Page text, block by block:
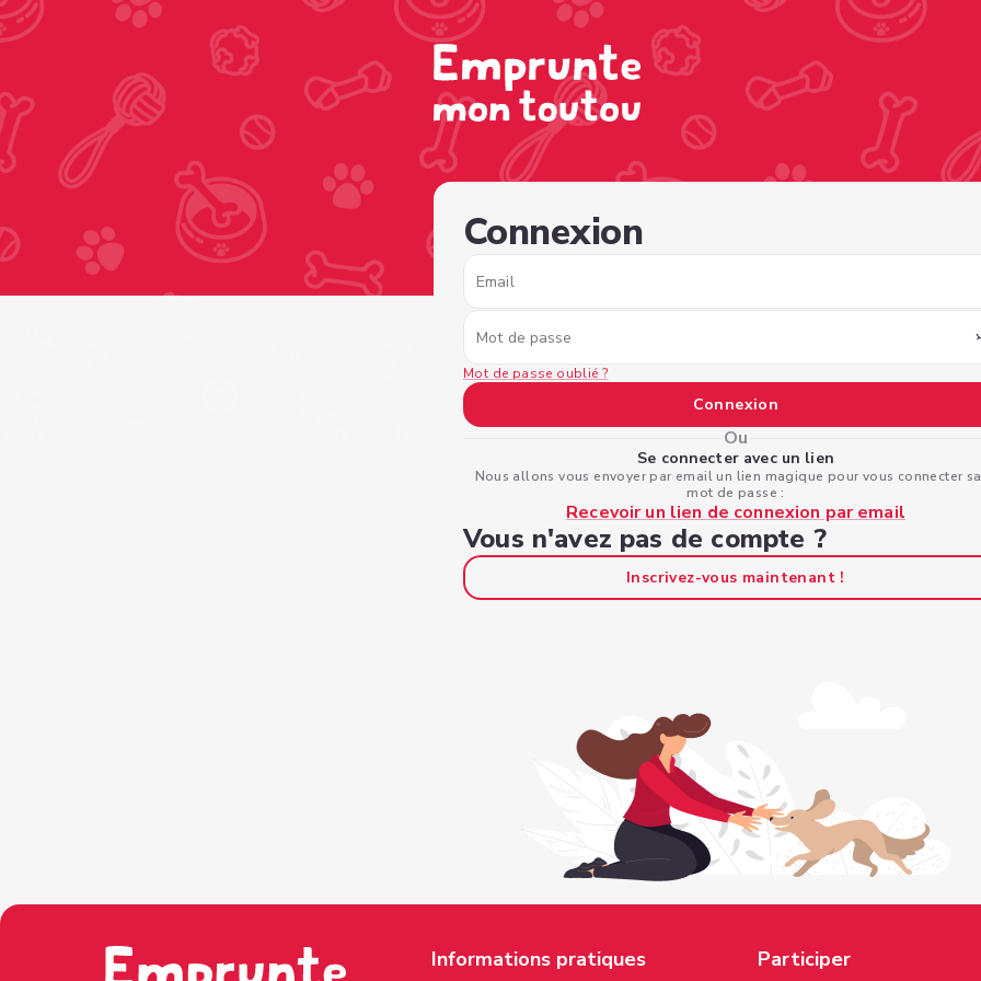
Connexion
Email
Mot de passe
Mot de passe oublié ?
Connexion
Ou
Se connecter avec un lien
Nous allons vous envoyer par email un lien magique pour vous connecter
mot de passe :
Recevoir un lien de connexion par email
Vous n'avez pas de compte ?
Inscrivez-vous maintenant !
Informations pratiques Participer
/sign-in?nextPage=%2Fview-profile%2Fe4d2c1e6-4d5f-4c0f-acb0-252ca871591f